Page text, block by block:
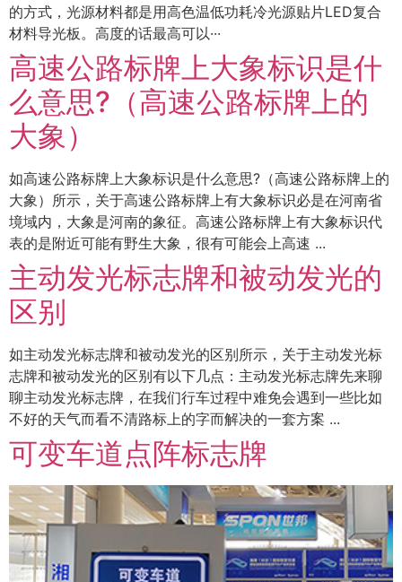
的方式，光源材料都是用高色温低功耗冷光源贴片LED复合
材料导光板。高度的话最高可以···
高速公路标牌上大象标识是什
么意思?（高速公路标牌上的
大象）
如高速公路标牌上大象标识是什么意思?（高速公路标牌上的
大象）所示，关于高速公路标牌上有大象标识必是在河南省
境域内，大象是河南的象征。高速公路标牌上有大象标识代
表的是附近可能有野生大象，很有可能会上高速 ...
主动发光标志牌和被动发光的
区别
如主动发光标志牌和被动发光的区别所示，关于主动发光标
志牌和被动发光的区别有以下几点：主动发光标志牌先来聊
聊主动发光标志牌，在我们行车过程中难免会遇到一些比如
不好的天气而看不清路标上的字而解决的一套方案 ...
可变车道点阵标志牌